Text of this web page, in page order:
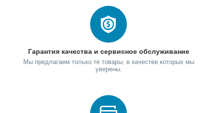
Гарантия качества и сервисное обслуживание
Мы предлагаем только те товары, в качестве которых мы
уверены.